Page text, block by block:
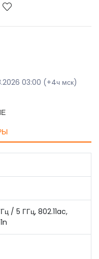
03:00 (+4ч мск)
/ 5 ГГц, 802.11ac,